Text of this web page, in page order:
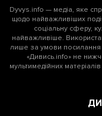
Dyvys.info — медіа, яке
щодо найважливіших
соціальну сферу,
найважливіше.
лише за умови посилання
«Дивись.info» не
мультимедійних